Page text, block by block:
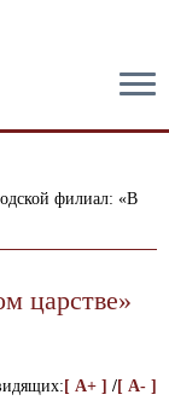
филиал: «В
царстве»
[ A+ ] /[ A- ]